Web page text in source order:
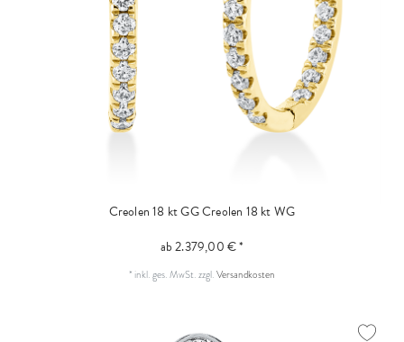
Creolen 18 kt GGCreolen 18 kt WG
ab 2.379,00 € *
* inkl. ges. MwSt.zzgl.Versandkosten